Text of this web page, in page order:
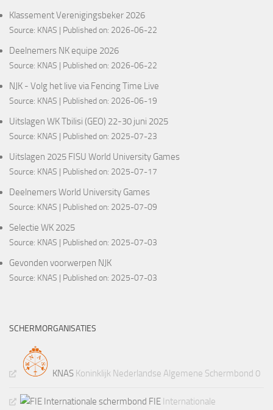
Klassement Verenigingsbeker 2026
Source: KNAS Published on: 2026-06-22
Deelnemers NK equipe 2026
Source: KNAS Published on: 2026-06-22
NJK - Volg het live via Fencing Time Live
Source: KNAS Published on: 2026-06-19
Uitslagen WK Tbilisi (GEO) 22-30 juni 2025
Source: KNAS Published on: 2025-07-23
Uitslagen 2025 FISU World University Games
Source: KNAS Published on: 2025-07-17
Deelnemers World University Games
Source: KNAS Published on: 2025-07-09
Selectie WK 2025
Source: KNAS Published on: 2025-07-03
Gevonden voorwerpen NJK
Source: KNAS Published on: 2025-07-03
SCHERMORGANISATIES
KNAS Koninklijk Nederlandse Algemene Schermbond 0
FIE Internationale